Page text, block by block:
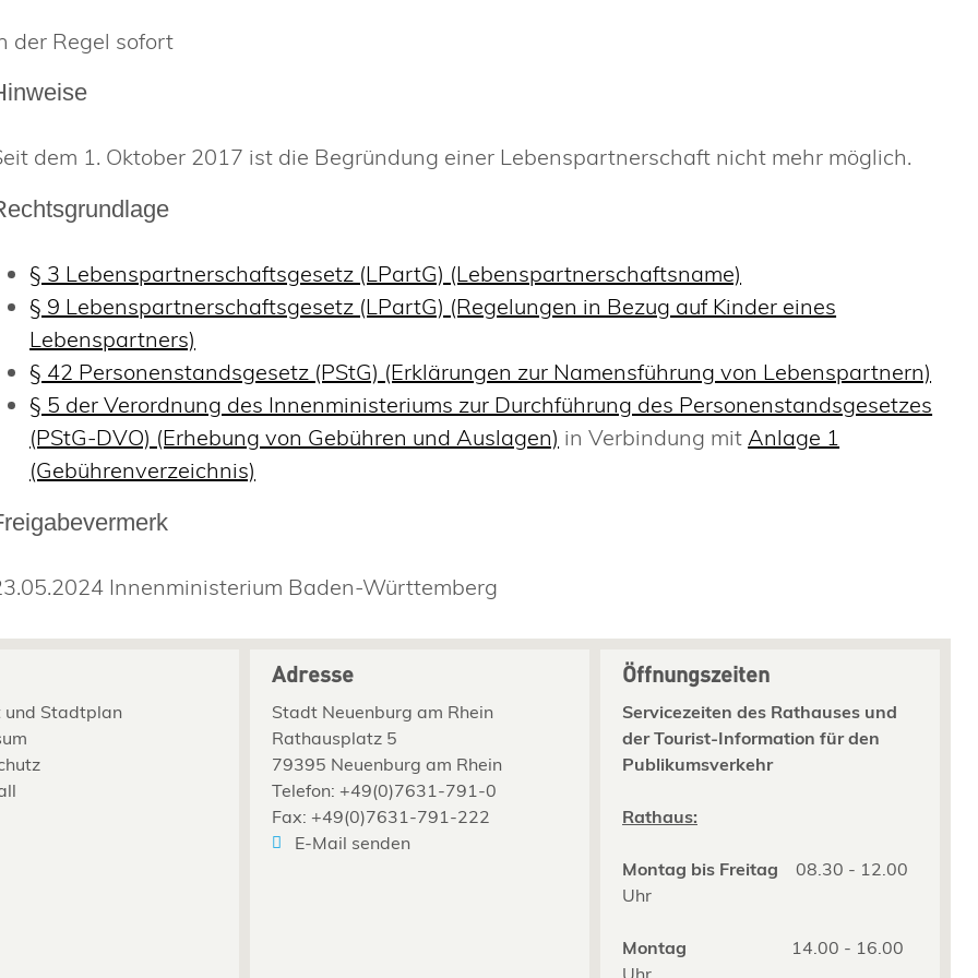
der Regel sofort
dem 1. Oktober 2017 ist die Begründung einer Lebenspartnerschaft nicht mehr möglich.
§ 3 Lebenspartnerschaftsgesetz (LPartG) (Lebenspartnerschaftsname)
§ 9 Lebenspartnerschaftsgesetz (LPartG) (Regelungen in Bezug auf Kinder eines
Lebenspartners)
§ 42 Personenstandsgesetz (PStG) (Erklärungen zur Namensführung von Lebenspartnern)
§ 5 der Verordnung des Innenministeriums zur Durchführung des Personenstandsgesetzes
(PStG-DVO) (Erhebung von Gebühren und Auslagen) in Verbindung mitAnlage 1
(Gebührenverzeichnis)
Innenministerium Baden-Württemberg
Stadtplan
Adresse
Stadt Neuenburg am Rhein
Rathausplatz 5
79395 Neuenburg am Rhein
Telefon: +49(0)7631-791-0
Fax: +49(0)7631-791-222
E-Mail senden
Öffnungszeiten
Servicezeiten des Rathauses und
der Tourist-Information für den
Publikumsverkehr
Rathaus:
Montag bis Freitag 08.30 - 12.00
Uhr
Montag
14.00 - 16.00